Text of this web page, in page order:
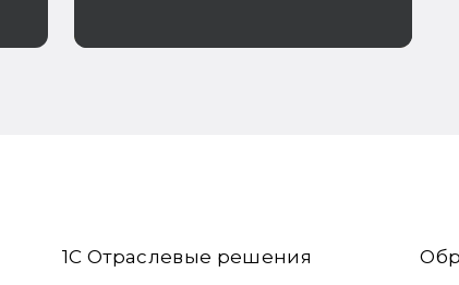
1С Отраслевые решения